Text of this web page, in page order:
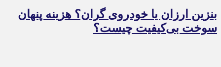
بنزین ارزان یا خودروی گران؟ هزینه پنهان
سوخت بی‌کیفیت چیست؟